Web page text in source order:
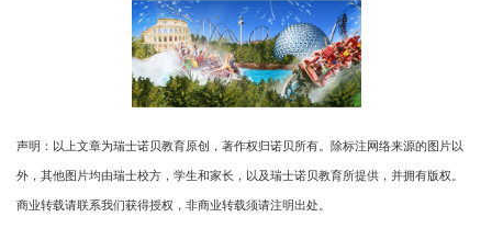
声明：以上文章为瑞士诺贝教育原创，著作权归诺贝所有。除标注网络来源的图片以
外，其他图片均由瑞士校方，学生和家长，以及瑞士诺贝教育所提供，并拥有版权。
商业转载请联系我们获得授权，非商业转载须请注明出处。